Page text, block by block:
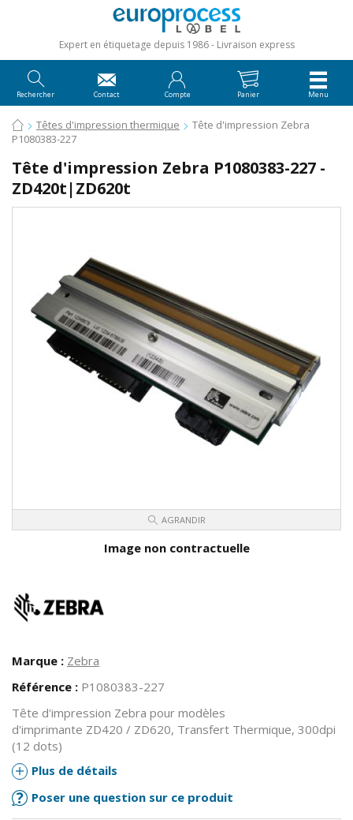
Expert en étiquetage depuis 1986 Livraison express
Rechercher Contact Compte Panier Menu
Têtes d'impression thermique
Tête d'impression Zebra
P1080383-227
Tête d'impression Zebra P1080383-227 -
ZD420t|ZD620t
AGRANDIR
Image non contractuelle
Marque : Zebra
Référence : P1080383-227
Tête d'impression Zebra pour modèles
d'imprimante ZD420 / ZD620, Transfert Thermique, 300dpi
(12 dots)
Plus de détails
Poser une question sur ce produit